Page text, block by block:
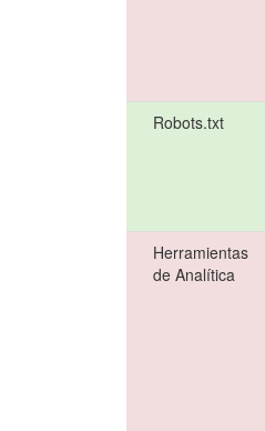
Robots.txt
Herramientas
de Analítica